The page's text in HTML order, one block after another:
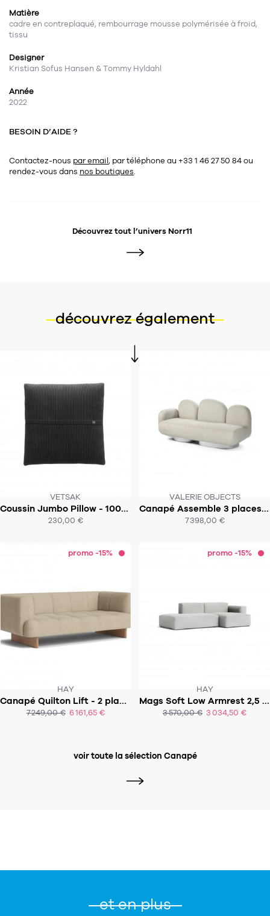
Matière
cadre en contreplaqué, rembourrage mousse polymérisée à froid,
tissu
Designer
Kristian Sofus Hansen & Tommy Hyldahl
Année
2022
BESOIN D’AIDE ?
Contactez-nous par email, par téléphone au +33 1 46 27 50 84ou
rendez-vous dans nos boutiques.
Découvrez tout l’univers Norr11
découvrez également
VETSAK
Coussin Jumbo Pillow - 100x100cm - Vetsak
230,00 €
SOUS 6-8 SEMAINES
ACHAT EXPRESS
VALERIE OBJECTS
Canapé Assemble 3 places avec un accoudoir
7 398,00 €
FABRIQUÉ À LA COMMANDE SOUS
10-12 SEMAINES
ACHAT EXPRESS
promo -15%
HAY
Canapé Quilton Lift - 2 places
7 249,00 € 6 161,65 €
SOUS 5-7 SEMAINES
ACHAT EXPRESS
promo -15%
HAY
Mags Soft Low Armrest 2,5 Seater comb. 3
3 570,00 € 3 034,50 €
SOUS 6 À 8 SEMAINES
ACHAT EXPRESS
voir toute la sélection Canapé
et en plus